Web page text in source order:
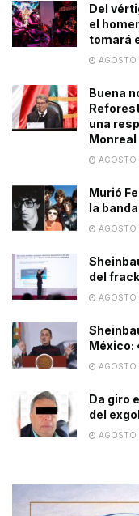
Del
el
tomará
Buena
una
Monreal
Murió
la
del
México:
Da giro
del